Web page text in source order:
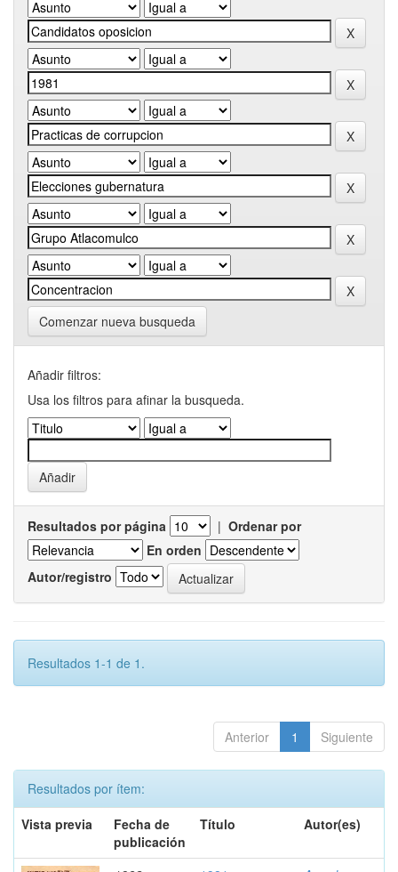
Comenzar nueva busqueda
Añadir filtros:
Usa los filtros para afinar la busqueda.
Resultados por página | Ordenar por
En orden
Autor/registro
Resultados 1-1 de 1.
Anterior 1 Siguiente
Resultados por ítem:
Vista previa
Fecha de
publicación
Título Autor(es)